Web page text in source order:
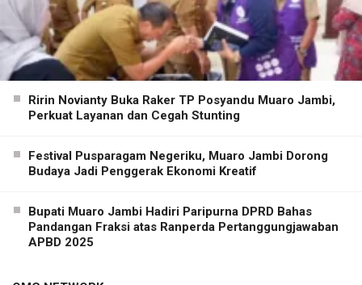
Ririn Novianty Buka Raker TP Posyandu Muaro Jambi,
Perkuat Layanan dan Cegah Stunting
Festival Pusparagam Negeriku, Muaro Jambi Dorong
Budaya Jadi Penggerak Ekonomi Kreatif
Bupati Muaro Jambi Hadiri Paripurna DPRD Bahas
Pandangan Fraksi atas Ranperda Pertanggungjawaban
APBD 2025